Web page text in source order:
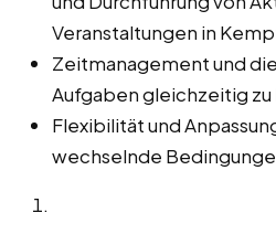
Veranstaltungen in
Zeitmanagement und
Aufgaben gleichzeitig
Flexibilität und
wechselnde